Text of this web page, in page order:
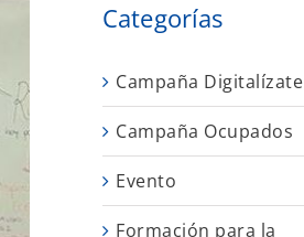
Categorías
Campaña Digitalízate
Campaña Ocupados
Evento
Formación para la